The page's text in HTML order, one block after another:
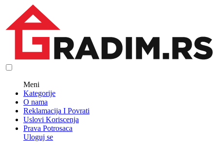
Meni
Kategorije
O nama
Reklamacija I Povrati
Uslovi Koriscenja
Prava Potrosaca
Uloguj se